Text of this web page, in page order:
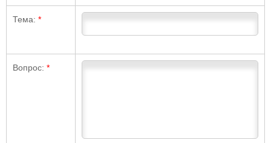
Тема: *
Вопрос: *